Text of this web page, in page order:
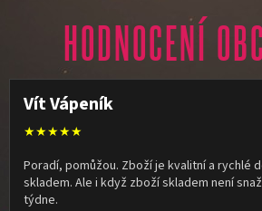
HODNOCENÍ
Vít Vápeník
★★★★★
Poradí, pomůžou. Zboží je kvalitní a rychlé
skladem. Ale i když zboží skladem není
týdne.